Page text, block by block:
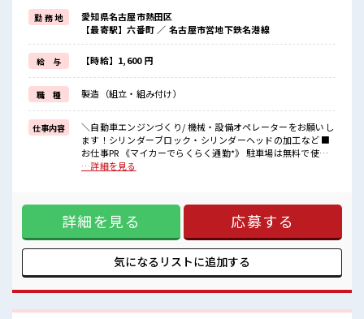
《うれしい土日やすみ*》
前もって予定がたてやすい土日やすみ！
プライベートも充実しそう♪
《経験をいかして働こう*》
ブランクのある方も大歓迎！
ここでさらにスキルUPしちゃいましょう★
《制服無料*》
制服は無料で貸与されます！
仕事用の服を自分で用意する手間も無し！
毎日使うものだからこそ、
無料で利用できるのは嬉しいポイントですね！
■職場の雰囲気
休憩時間にしっかりリフレッシュできます◎
さらに食堂もあります！
コンビニは職場の目の前にあるのでらくちん♪
お昼ご飯に困らないですね♪
勤 務 地
愛知県名古屋市熱田区
【最寄駅】六番町 ／ 名古屋市営地下鉄名港線
給 与 【時給】1,600 円
職 種 製造（組立・組み付け）
仕事内容
＼自動車エンジンづくり/ 機械・設備オペレーターをお願いし
ます！シリンダーブロック・シリンダーヘッドの加工など ■
お仕事PR 《マイカーでらくらく通勤*》 駐車場は無料で使え
ます！ 車・バイク・自転車・電車通勤OK！ ご自身のライフ
トも充実しそう♪ 《経験をいかして働こう*》 ブランクのあ
る方も大歓迎！ ここでさらにスキルUPしちゃいましょう★
《制服無料*》 制服は無料で貸与されます！ 仕事用の服を自
分で用意する手間も無し！ 毎日使うものだからこそ、 無料で
利用できるのは嬉しいポイントですね！ ■職場の雰囲気 20
代・30代の方カツヤク中★ 休憩室・ロッカー完備！ 休憩時間
コンビニは職場の目の前にあるのでらくちん♪ お昼ご飯に困
らないですね♪
…詳細を見る
詳細を見る 応募する
気になるリストに追加する